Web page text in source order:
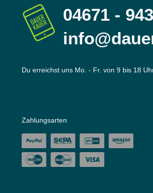
04671 -
Du erreichst uns Mo. - Fr. von 9 bis 18
Zahlungsarten